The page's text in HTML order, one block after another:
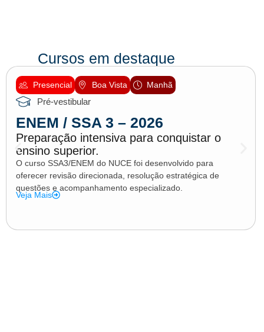
Cursos em destaque
Presencial Boa Vista Manhã
Pré-vestibular
ENEM / SSA 3 – 2026
Preparação intensiva para conquistar o
ensino superior.
O curso SSA3/ENEM do NUCE foi desenvolvido para
oferecer revisão direcionada, resolução estratégica de
questões e acompanhamento especializado.
Veja Mais